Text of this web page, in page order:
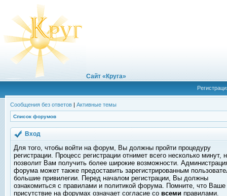
Сайт «Круга»
Сообщения без ответов | Активные темы
Список форумов
Вход
Для того, чтобы войти на форум, Вы должны пройти процедуру
регистрации. Процесс регистрации отнимет всего несколько минут,
позволит Вам получить более широкие возможности.
форума может также предоставить зарегистрированным
большие привилегии. Перед началом регистрации, Вы должны
ознакомиться с правилами и политикой форума. Помните, что Ваше
присутствие на форумах означает согласие со всеми правилами.